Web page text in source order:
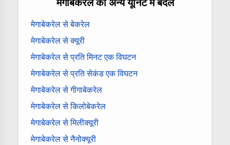
मेगाबेकरेल से बेकरेल
मेगाबेकरेल से क्यूरी
मेगाबेकरेल से प्रति मिनट एक विघटन
मेगाबेकरेल से प्रति सेकंड एक विघटन
मेगाबेकरेल से गीगाबेकरेल
मेगाबेकरेल से किलोबेकरेल
मेगाबेकरेल से मिलीक्यूरी
मेगाबेकरेल से नैनोक्यूरी